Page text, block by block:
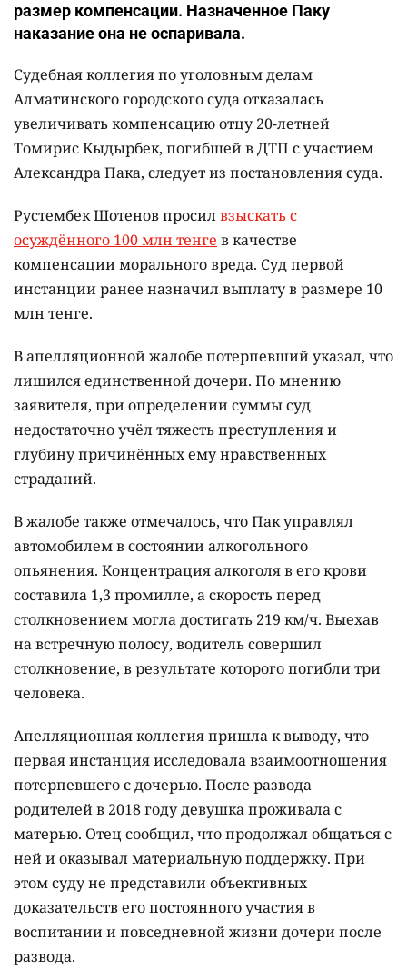
размер компенсации. Назначенное Паку
наказание она не оспаривала.
Судебная коллегия по уголовным делам
Алматинского городского суда отказалась
увеличивать компенсацию отцу 20-летней
Томирис Кыдырбек, погибшей в ДТП с участием
Александра Пака, следует из постановления суда.
Рустембек Шотенов просилвзыскать с
осуждённого 100 млн тенге в качестве
компенсации морального вреда. Суд первой
инстанции ранее назначил выплату в размере 10
млн тенге.
В апелляционной жалобе потерпевший указал, что
лишился единственной дочери. По мнению
заявителя, при определении суммы суд
недостаточно учёл тяжесть преступления и
глубину причинённых ему нравственных
страданий.
В жалобе также отмечалось, что Пак управлял
автомобилем в состоянии алкогольного
опьянения. Концентрация алкоголя в его крови
составила 1,3 промилле, а скорость перед
столкновением могла достигать 219 км/ч. Выехав
на встречную полосу, водитель совершил
столкновение, в результате которого погибли три
человека.
Апелляционная коллегия пришла к выводу, что
первая инстанция исследовала взаимоотношения
потерпевшего с дочерью. После развода
родителей в 2018 году девушка проживала с
матерью. Отец сообщил, что продолжал общаться с
ней и оказывал материальную поддержку. При
этом суду не представили объективных
доказательств его постоянного участия в
воспитании и повседневной жизни дочери после
развода.